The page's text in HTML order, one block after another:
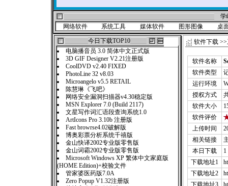
学
网络软件
系统工具 媒体软件 图形图像
桌
今日下载TOP10
电脑播音员 3.0 简体中文正式版
3D GIF Designer V2.21注册版
CoolDVD v2.40 FIXED
PhotoLine 32 v8.03
Microangelo v5.5 RETAIL
陈慧琳《飞吧》
网络安全漏洞扫描器v4.30稳定版
MSN Explorer 7.0 (Build 2117)
文星写作词汇语段查询系统1.0
ArtIcons Pro 3.10b 注册版
Fast browrse4.02破解版
博奥彩票分析系统千禧版
金山快译2002专业版零售版
金山词霸2002专业版零售版
Microsoft Windows XP 繁体中文家庭版
(HOME Edition)+校验文件
管家婆医药版7.0A
Zero Popup V1.32注册版
软件下载 >>
软件名称
软件类型
运行环境
授权方式
软件大小
软件评价
上传时间
相关链接
本日下载
下载地址1
下载地址2
下载地址3